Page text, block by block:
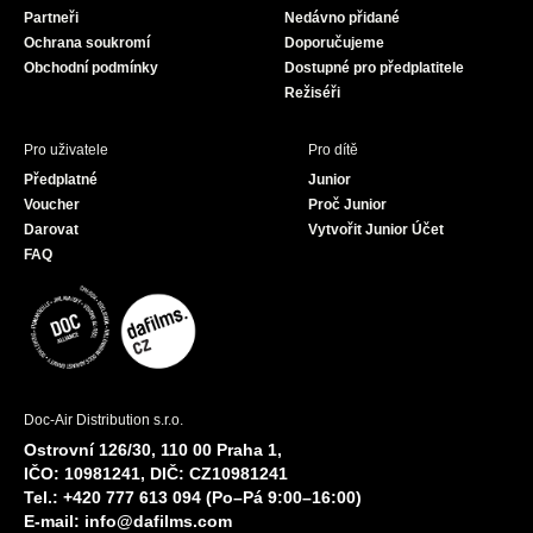
Partneři
Ochrana soukromí
Obchodní podmínky
Nedávno přidané
Doporučujeme
Dostupné pro předplatitele
Režiséři
Pro uživatele
Předplatné
Voucher
Darovat
FAQ
Pro dítě
Junior
Proč Junior
Vytvořit Junior Účet
Doc-Air Distribution s.r.o.
Ostrovní 126/30, 110 00 Praha 1,
IČO: 10981241, DIČ: CZ10981241
Tel.: +420 777 613 094 (Po–Pá 9:00–16:00)
E-mail: info@dafilms.com